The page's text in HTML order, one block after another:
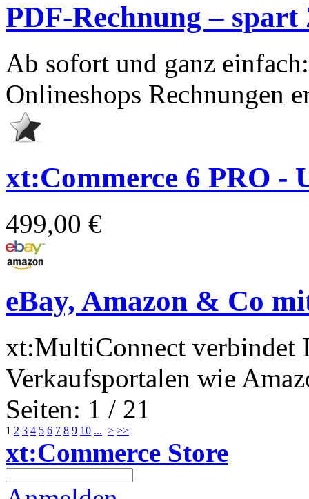
PDF-Rechnung –
Ab sofort und ganz
Onlineshops Rechnungen
xt:Commerce 6 PRO -
499,00 €
eBay, Amazon & Co
xt:MultiConnect verbindet
Verkaufsportalen wie
Seiten: 1 / 21
1 2 3 4 5 6 7 8 9 10 ... > >>|
xt:Commerce Store